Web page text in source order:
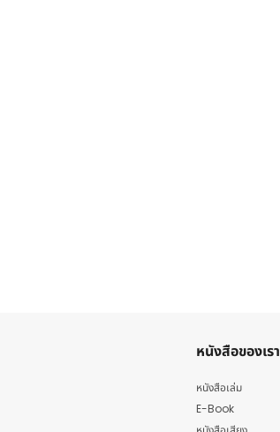
หนังสือของเรา
หนังสือเล่ม
E-Book